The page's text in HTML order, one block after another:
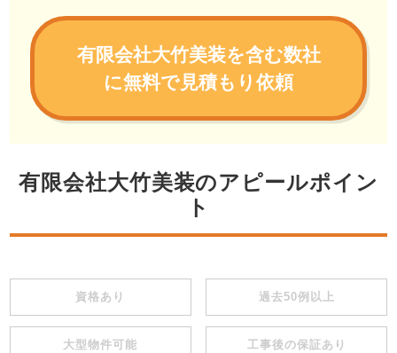
有限会社大竹美装を含む数社
に無料で見積もり依頼
有限会社大竹美装のアピールポイン
ト
資格あり 過去50例以上
大型物件可能 工事後の保証あり